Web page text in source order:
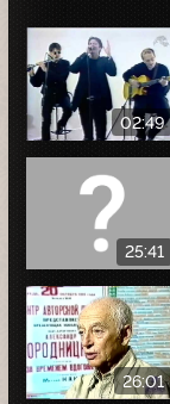
02:49
25:41
26:01